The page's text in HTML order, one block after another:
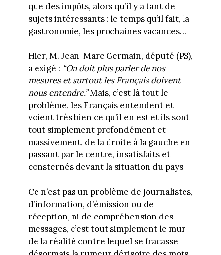
que des impôts, alors qu’il y a tant de
sujets intéressants : le temps qu’il fait, la
gastronomie, les prochaines vacances…
Hier, M. Jean-Marc Germain, député (PS),
a exigé : “On doit plus parler de nos
mesures et surtout les Français doivent
nous entendre.”Mais, c’est là tout le
problème, les Français entendent et
voient très bien ce qu’il en est et ils sont
tout simplement profondément et
massivement, de la droite à la gauche en
passant par le centre, insatisfaits et
consternés devant la situation du pays.
Ce n’est pas un problème de journalistes,
d’information, d’émission ou de
réception, ni de compréhension des
messages, c’est tout simplement le mur
de la réalité contre lequel se fracasse